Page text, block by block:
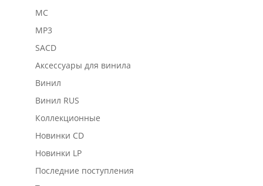
MC
MP3
SACD
Аксессуары для винила
Винил
Винил RUS
Коллекционные
Новинки CD
Новинки LP
Последние поступления